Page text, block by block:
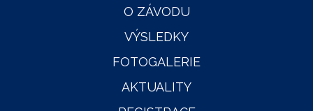
O ZÁVODU
VÝSLEDKY
FOTOGALERIE
AKTUALITY